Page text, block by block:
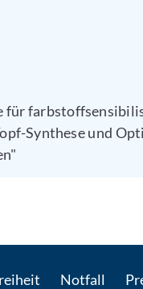
für
Synthese und
E-Mail kontaktieren
Notfall